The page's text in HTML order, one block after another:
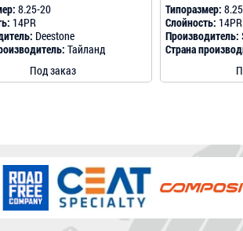
8.25-20
14PR
Deestone
Тайланд
Под заказ
Типоразмер:
Слойность: 14PR
Производитель:
Страна